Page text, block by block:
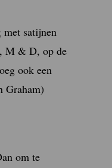
satijnen
M & D, op de
ook een
Graham)
om te